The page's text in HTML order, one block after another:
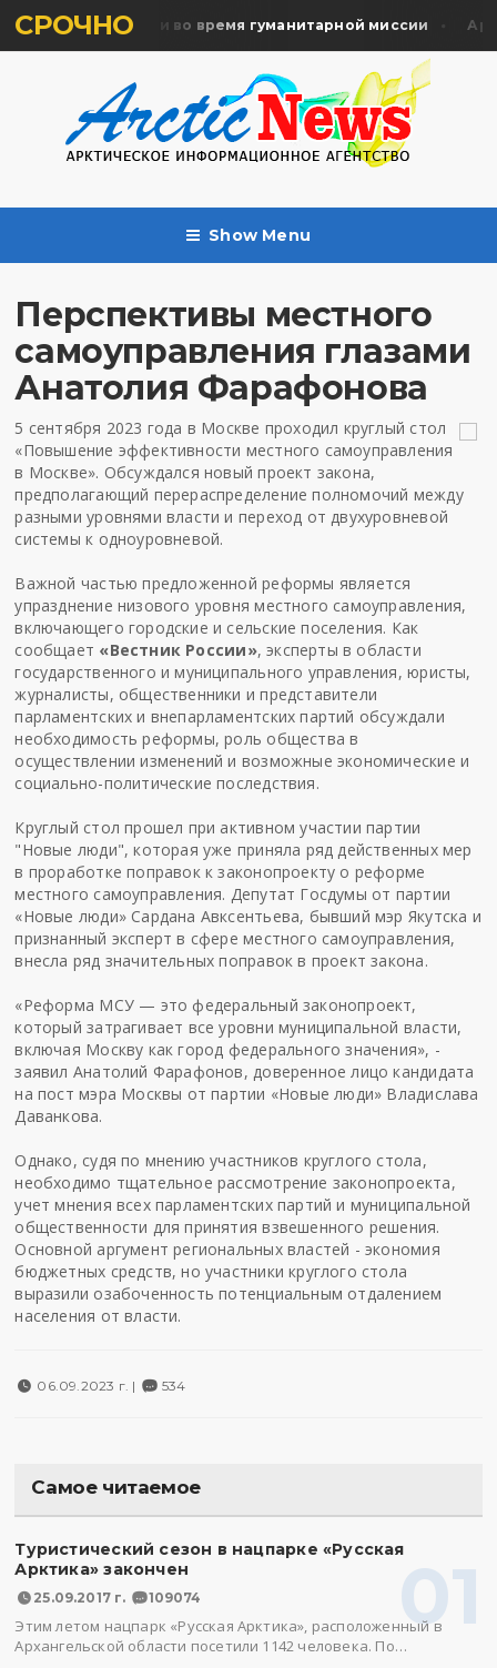
СРОЧНО
жертв почтили во время гуманитарной миссии
Show Menu
Перспективы местного
самоуправления глазами
Анатолия Фарафонова
5 сентября 2023 года в Москве проходил круглый стол
«Повышение эффективности местного самоуправления
в Москве». Обсуждался новый проект закона,
предполагающий перераспределение полномочий между
разными уровнями власти и переход от двухуровневой
системы к одноуровневой.
Важной частью предложенной реформы является
упразднение низового уровня местного самоуправления,
включающего городские и сельские поселения. Как
сообщает «Вестник России», эксперты в области
государственного и муниципального управления, юристы,
журналисты, общественники и представители
парламентских и внепарламентских партий обсуждали
необходимость реформы, роль общества в
осуществлении изменений и возможные экономические и
социально-политические последствия.
Круглый стол прошел при активном участии партии
"Новые люди", которая уже приняла ряд действенных мер
в проработке поправок к законопроекту о реформе
местного самоуправления. Депутат Госдумы от партии
«Новые люди» Сардана Авксентьева, бывший мэр Якутска и
признанный эксперт в сфере местного самоуправления,
внесла ряд значительных поправок в проект закона.
«Реформа МСУ — это федеральный законопроект,
который затрагивает все уровни муниципальной власти,
включая Москву как город федерального значения», -
заявил Анатолий Фарафонов, доверенное лицо кандидата
на пост мэра Москвы от партии «Новые люди» Владислава
Даванкова.
Однако, судя по мнению участников круглого стола,
необходимо тщательное рассмотрение законопроекта,
учет мнения всех парламентских партий и муниципальной
общественности для принятия взвешенного решения.
Основной аргумент региональных властей - экономия
бюджетных средств, но участники круглого стола
выразили озабоченность потенциальным отдалением
населения от власти.
06.09.2023 г. | 534
Самое читаемое
01
Туристический сезон в нацпарке «Русская
Арктика» закончен
25.09.2017 г. 109074
Этим летом нацпарк «Русская Арктика», расположенный в
Архангельской области посетили 1142 человека. По…